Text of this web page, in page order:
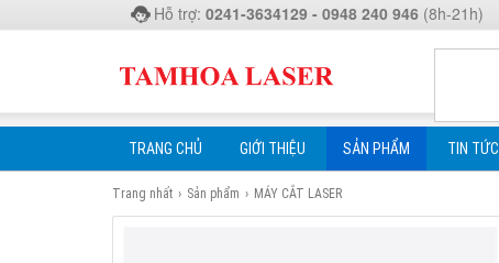
Hỗ trợ: 0241-3634129 - 0948 240 946 (8h-21h)
TRANG CHỦ GIỚI THIỆU SẢN PHẨM TIN TỨC
Trang nhất › Sản phẩm › MÁY CẮT LASER